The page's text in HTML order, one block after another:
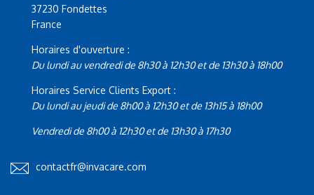
37230 Fondettes
France
Horaires d'ouverture :
Du lundi au vendredi de 8h30 à 12h30 et de 13h30 à 18h00
Horaires Service Clients Export :
Du lundi au jeudi de 8h00 à 12h30 et de 13h15 à 18h00
Vendredi de 8h00 à 12h30 et de 13h30 à 17h30
contactfr@invacare.com